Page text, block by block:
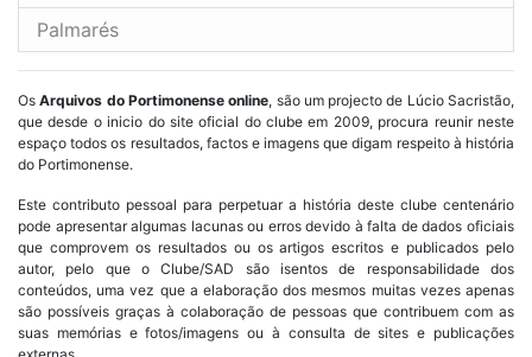
Palmarés
OsArquivos do Portimonense online, são um projecto de Lúcio Sacristão,
que desde o inicio do site oficial do clube em 2009, procura reunir neste
espaço todos os resultados, factos e imagens que digam respeito à história
do Portimonense.
Este contributo pessoal para perpetuar a história deste clube centenário
pode apresentar algumas lacunas ou erros devido à falta de dados oficiais
que comprovem os resultados ou os artigos escritos e publicados pelo
autor, pelo que o Clube/SAD são isentos de responsabilidade dos
conteúdos, uma vez que a elaboração dos mesmos muitas vezes apenas
são possíveis graças à colaboração de pessoas que contribuem com as
suas memórias e fotos/imagens ou à consulta de sites e publicações